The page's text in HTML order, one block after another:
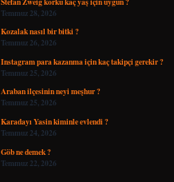
Temmuz 28, 2026
Kozalak nasıl bir bitki ?
Temmuz 26, 2026
Instagram para kazanma için kaç takipçi gerekir ?
Temmuz 25, 2026
Araban ilçesinin neyi meşhur ?
Temmuz 25, 2026
Karadayı Yasin kiminle evlendi ?
Temmuz 24, 2026
Göb ne demek ?
Temmuz 22, 2026